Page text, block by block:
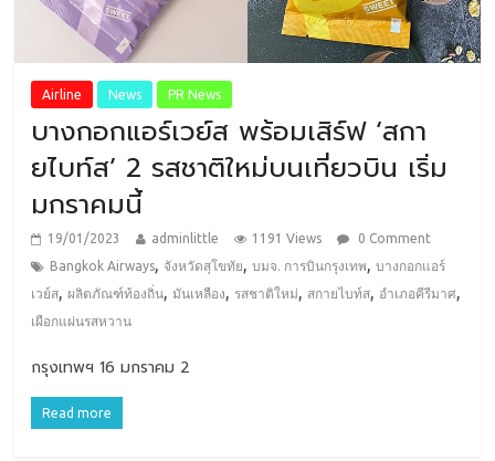
Airline News PR News
บางกอกแอร์เวย์ส พร้อมเสิร์ฟ ‘สกา
ยไบท์ส’ 2 รสชาติใหม่บนเที่ยวบิน เริ่ม
มกราคมนี้
19/01/2023 adminlittle 1191 Views
0 Comment
Bangkok Airways, จังหวัดสุโขทัย,บมจ. การบินกรุงเทพ,บางกอกแอร์
เวย์ส,ผลิตภัณฑ์ท้องถิ่น,มันเหลือง, รสชาติใหม่, สกายไบท์ส, อำเภอคีรีมาศ,
เผือกแผ่นรสหวาน
กรุงเทพฯ 16 มกราคม 2
Read more